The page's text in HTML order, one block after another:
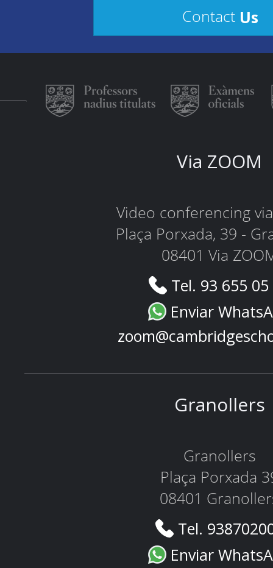
Contact Us
Via ZOOM
Video conferencing
Plaça Porxada, 39 -
08401 Via
Tel. 93 655
Enviar
Granollers
Granollers
Plaça Porxada
08401
Tel.
Enviar